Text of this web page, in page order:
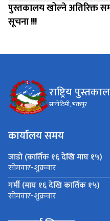
पुस्तकालय खोल्ने अतिरिक्त
सूचना !!!
राष्ट्रिय
सानोठिमी, भक्तपुर
कार्यालय समय
जाडो (कार्तिक १६ देखि माघ १५)
सोमवार-शुक्रवार
गर्मी (माघ १६ देखि कार्तिक १५)
सोमवार-शुक्रवार